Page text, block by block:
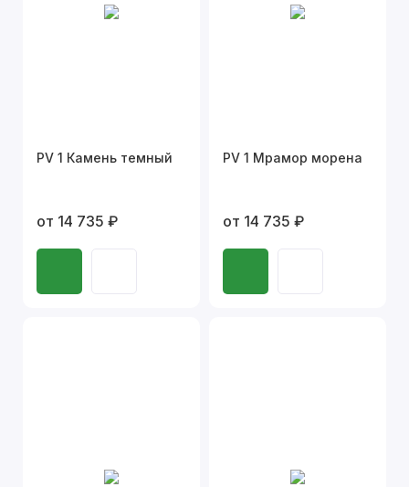
PV 1 Камень темный
от 14 735 ₽
PV 1 Мрамор морена
от 14 735 ₽